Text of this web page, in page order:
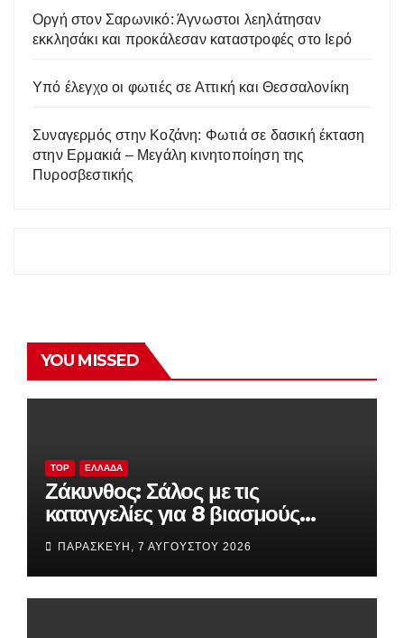
Οργή στον Σαρωνικό: Άγνωστοι λεηλάτησαν
εκκλησάκι και προκάλεσαν καταστροφές στο Ιερό
Υπό έλεγχο οι φωτιές σε Αττική και Θεσσαλονίκη
Συναγερμός στην Κοζάνη: Φωτιά σε δασική έκταση
στην Ερμακιά – Μεγάλη κινητοποίηση της
Πυροσβεστικής
YOU MISSED
TOP ΕΛΛΆΔΑ
Ζάκυνθος: Σάλος με τις
καταγγελίες για 8 βιασμούς
τουριστριών σε λίγες ημέρες – Η
ανακοίνωση της ΕΛΑΣ
ΠΑΡΑΣΚΕΥΉ, 7 ΑΥΓΟΎΣΤΟΥ 2026